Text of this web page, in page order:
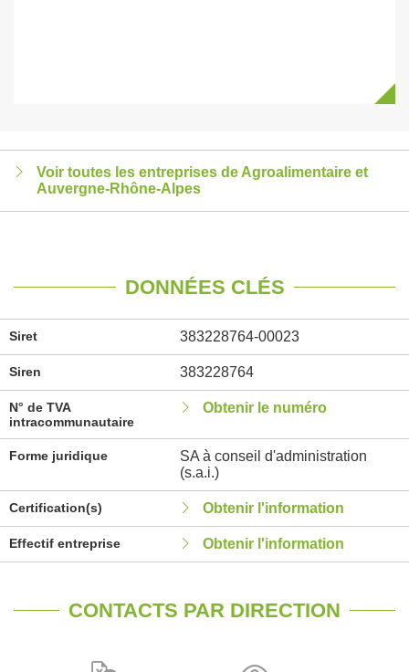
Voir toutes les entreprises de Agroalimentaire et
Auvergne-Rhône-Alpes
DONNÉES CLÉS
Siret 383228764-00023
Siren 383228764
N° de TVA
intracommunautaire
Obtenir le numéro
Forme juridique
SA à conseil d'administration
(s.a.i.)
Certification(s) Obtenir l'information
Effectif entreprise Obtenir l'information
CONTACTS PAR DIRECTION